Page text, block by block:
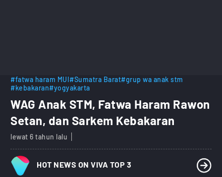
#fatwa haram MUI#Sumatra Barat#grup wa anak stm
#kebakaran#yogyakarta
WAG Anak STM, Fatwa Haram Rawon
Setan, dan Sarkem Kebakaran
lewat 6 tahun lalu
HOT NEWS ON VIVA TOP 3